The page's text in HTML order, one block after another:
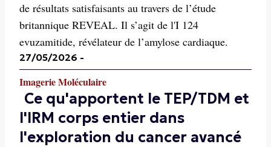
de résultats satisfaisants au travers de l’étude
britannique REVEAL. Il s’agit de l'I 124
evuzamitide, révélateur de l’amylose cardiaque.
27/05/2026 -
Imagerie Moléculaire
Ce qu'apportent le TEP/TDM et
l'IRM corps entier dans
l'exploration du cancer avancé